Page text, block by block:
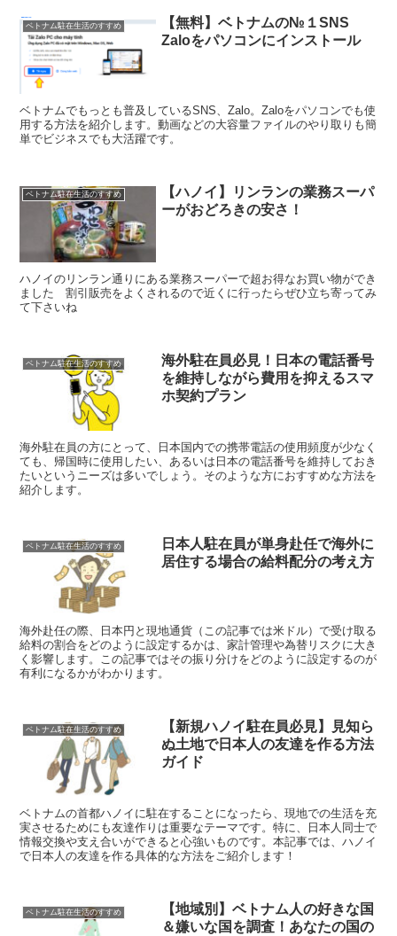
ベトナム駐在生活のすすめ
【無料】ベトナムの№１SNS
Zaloをパソコンにインストール
ベトナムでもっとも普及しているSNS、Zalo。Zaloをパソコンでも使
用する方法を紹介します。動画などの大容量ファイルのやり取りも簡
単でビジネスでも大活躍です。
ベトナム駐在生活のすすめ
【ハノイ】リンランの業務スーパ
ーがおどろきの安さ！
ハノイのリンラン通りにある業務スーパーで超お得なお買い物ができ
ました 割引販売をよくされるので近くに行ったらぜひ立ち寄ってみ
て下さいね
ベトナム駐在生活のすすめ
海外駐在員必見！日本の電話番号
を維持しながら費用を抑えるスマ
ホ契約プラン
海外駐在員の方にとって、日本国内での携帯電話の使用頻度が少なく
ても、帰国時に使用したい、あるいは日本の電話番号を維持しておき
たいというニーズは多いでしょう。そのような方におすすめな方法を
紹介します。
ベトナム駐在生活のすすめ
日本人駐在員が単身赴任で海外に
居住する場合の給料配分の考え方
海外赴任の際、日本円と現地通貨（この記事では米ドル）で受け取る
給料の割合をどのように設定するかは、家計管理や為替リスクに大き
く影響します。この記事ではその振り分けをどのように設定するのが
有利になるかがわかります。
ベトナム駐在生活のすすめ
【新規ハノイ駐在員必見】見知ら
ぬ土地で日本人の友達を作る方法
ガイド
ベトナムの首都ハノイに駐在することになったら、現地での生活を充
実させるためにも友達作りは重要なテーマです。特に、日本人同士で
情報交換や支え合いができると心強いものです。本記事では、ハノイ
で日本人の友達を作る具体的な方法をご紹介します！
ベトナム駐在生活のすすめ
【地域別】ベトナム人の好きな国
＆嫌いな国を調査！あなたの国の